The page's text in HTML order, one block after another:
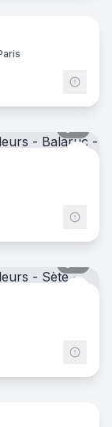
Le
Le
7